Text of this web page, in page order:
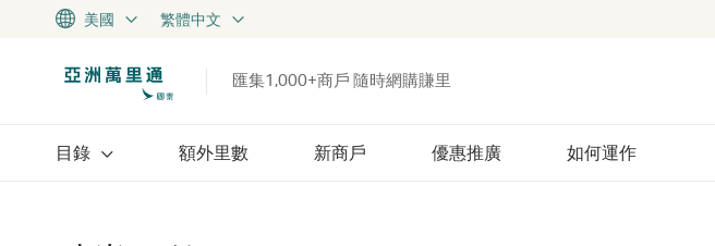
美國 繁體中文
匯集1,000+商戶 隨時網購賺里
目錄 額外里數 新商戶 優惠推廣 如何運作